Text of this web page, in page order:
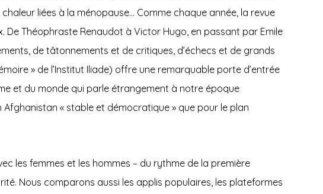
liées à la ménopause… Comme chaque année, la revue
Théophraste Renaudot à Victor Hugo, en passant par Emile
de tâtonnements et de critiques, d’échecs et de grands
» de l’Institut Iliade) offre une remarquable porte d’entrée
et du monde qui parle étrangement à notre époque
« stable et démocratique » que pour le plan
les femmes et les hommes – du rythme de la première
Nous comparons aussi les applis populaires, les plateformes